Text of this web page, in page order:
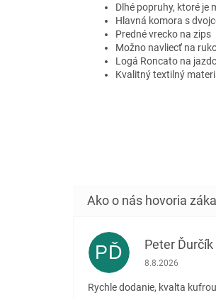
Dlhé popruhy, ktoré je
Hlavná komora s
Predné vrecko na zips
Možno navliecť na
Logá Roncato na
Kvalitný textilný
PĎ Peter Ďurčík
Hodnotenie
8.8.2026
Rychle dodanie, kvalta